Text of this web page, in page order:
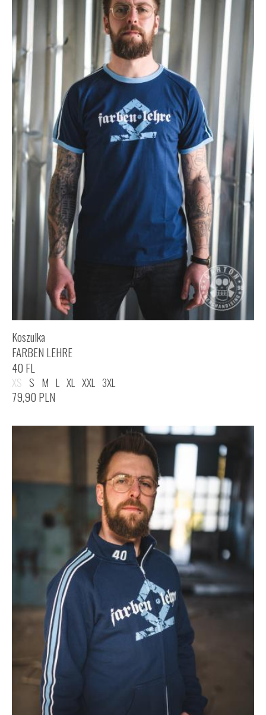
Koszulka
FARBEN LEHRE
40 FL
XS S M L XL XXL 3XL
79,90 PLN